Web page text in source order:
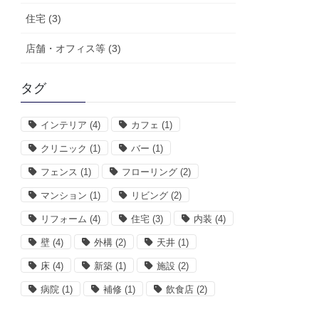
住宅 (3)
店舗・オフィス等 (3)
タグ
インテリア (4) カフェ (1)
クリニック (1) バー (1)
フェンス (1) フローリング (2)
マンション (1) リビング (2)
リフォーム (4) 住宅 (3) 内装 (4)
壁 (4) 外構 (2) 天井 (1)
床 (4) 新築 (1) 施設 (2)
病院 (1) 補修 (1) 飲食店 (2)